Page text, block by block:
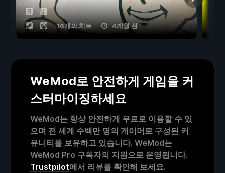
16개의 치트 4개월 전
WeMod로 안전하게 게임을 커
스터마이징하세요
WeMod는 항상 안전하게 무료로 이용할 수 있
으며 전 세계 수백만 명의 게이머로 구성된 커
뮤니티를 보유하고 있습니다. WeMod는
WeMod Pro 구독자의 지원으로 운영됩니다.
Trustpilot에서 리뷰를 확인해 보세요.